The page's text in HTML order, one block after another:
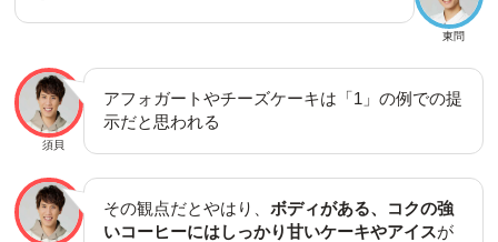
東問
須貝
アフォガートやチーズケーキは「1」の例での提
示だと思われる
その観点だとやはり、ボディがある、コクの強
いコーヒーにはしっかり甘いケーキやアイスが